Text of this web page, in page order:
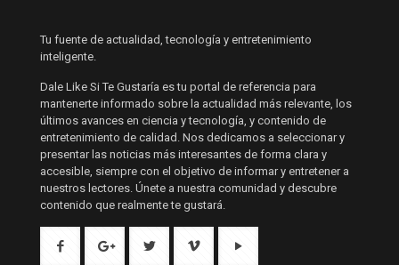
Tu fuente de actualidad, tecnología y entretenimiento
inteligente.
Dale Like Si Te Gustaría es tu portal de referencia para
mantenerte informado sobre la actualidad más relevante, los
últimos avances en ciencia y tecnología, y contenido de
entretenimiento de calidad. Nos dedicamos a seleccionar y
presentar las noticias más interesantes de forma clara y
accesible, siempre con el objetivo de informar y entretener a
nuestros lectores. Únete a nuestra comunidad y descubre
contenido que realmente te gustará.